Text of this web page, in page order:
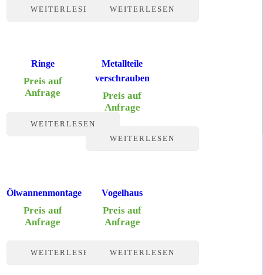
WEITERLESEN WEITERLESEN
Ringe
Preis auf
Anfrage
WEITERLESEN
Metallteile
verschrauben
Preis auf
Anfrage
WEITERLESEN
Ölwannenmontage
Preis auf
Anfrage
WEITERLESEN
Vogelhaus
Preis auf
Anfrage
WEITERLESEN